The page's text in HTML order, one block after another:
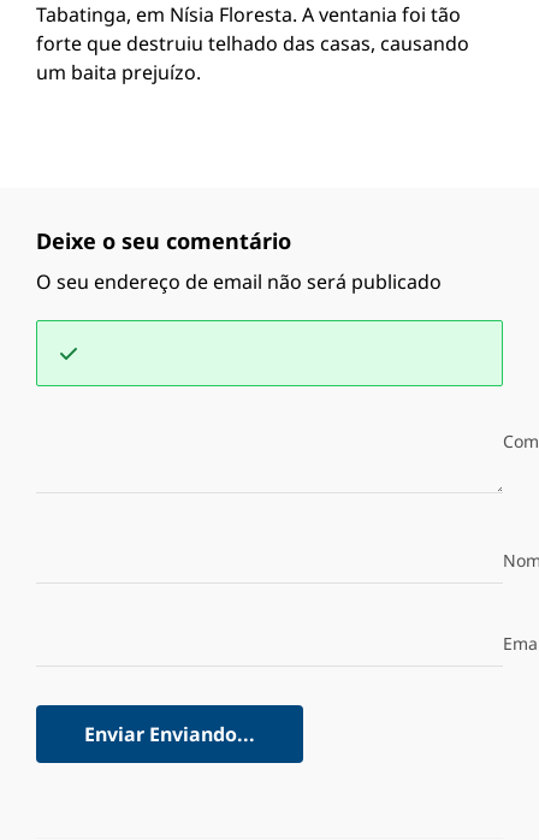
Tabatinga, em Nísia Floresta. A ventania foi tão
forte que destruiu telhado das casas, causando
um baita prejuízo.
Deixe o seu comentário
O seu endereço de email não será publicado
Enviar Enviando...